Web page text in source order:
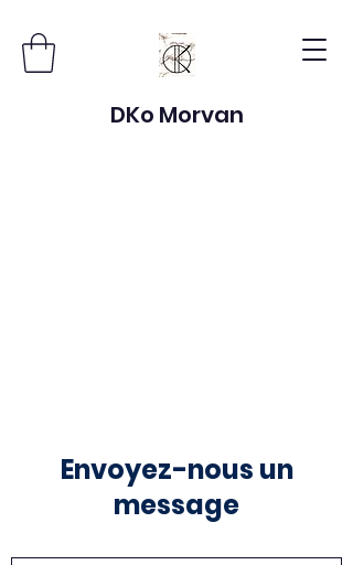
DKo Morvan
Envoyez-nous un
message